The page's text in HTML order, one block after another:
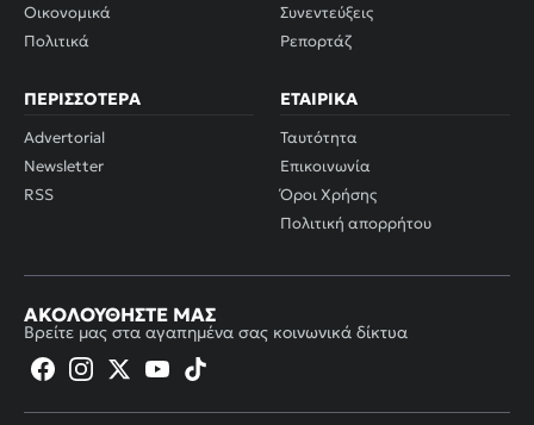
Οικονομικά
Πολιτικά
Συνεντεύξεις
Ρεπορτάζ
ΠΕΡΙΣΣΌΤΕΡΑ
Advertorial
Newsletter
RSS
ΕΤΑΙΡΙΚΆ
Ταυτότητα
Επικοινωνία
Όροι Χρήσης
Πολιτική απορρήτου
ΑΚΟΛΟΥΘΉΣΤΕ ΜΑΣ
Βρείτε μας στα αγαπημένα σας κοινωνικά δίκτυα